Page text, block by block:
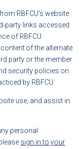
RBFCU's website
party links accessed
of RBFCU
of the alternate
party or the member
security policies on
by RBFCU.
use, and assist in
personal
sign in to your